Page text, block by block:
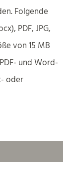
Folgende
PDF, JPG,
von 15 MB
und Word-
oder